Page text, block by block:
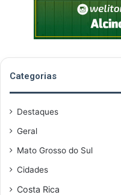
Categorias
Destaques
Geral
Mato Grosso do Sul
Cidades
Costa Rica